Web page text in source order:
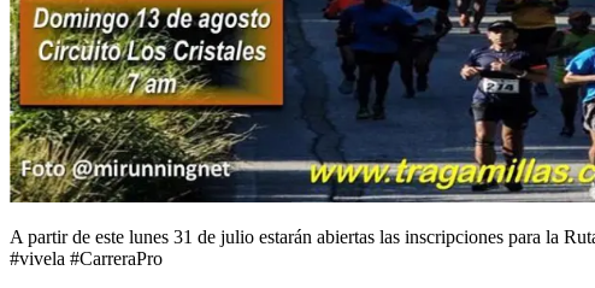
A partir de este lunes 31 de julio estarán abiertas las inscripciones para la
#vivela #CarreraPro